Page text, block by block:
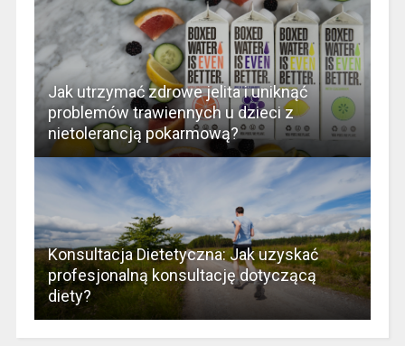
Jak utrzymać zdrowe jelita i uniknąć
problemów trawiennych u dzieci z
nietolerancją pokarmową?
Konsultacja Dietetyczna: Jak uzyskać
profesjonalną konsultację dotyczącą
diety?